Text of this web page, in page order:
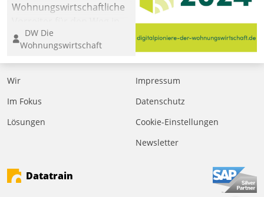
Wohnungswirtschaftliche
eine digitale Zukunft zu
finden, ist das Ziel des
Awards „Digitalpioniere
der
Bewerben können sich
dafür ein Team
DW Die
Wohnungswirtschaft
Wir
Im Fokus
Lösungen
Impressum
Datenschutz
Cookie-Einstellungen
Newsletter
Datatrain